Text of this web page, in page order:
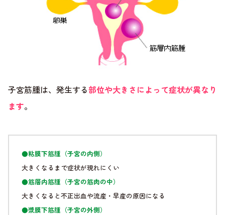
子宮筋腫は、発生する部位や大きさによって症状が異なり
ます。
●粘膜下筋腫（子宮の内側）
大きくなるまで症状が現れにくい
●筋層内筋腫（子宮の筋肉の中）
大きくなると不正出血や流産・早産の原因になる
●漿膜下筋腫（子宮の外側）